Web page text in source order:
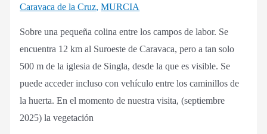
Caravaca de la Cruz,MURCIA
Sobre una pequeña colina entre los campos de labor. Se
encuentra 12 km al Suroeste de Caravaca, pero a tan solo
500 m de la iglesia de Singla, desde la que es visible. Se
puede acceder incluso con vehículo entre los caminillos de
la huerta. En el momento de nuestra visita, (septiembre
2025) la vegetación